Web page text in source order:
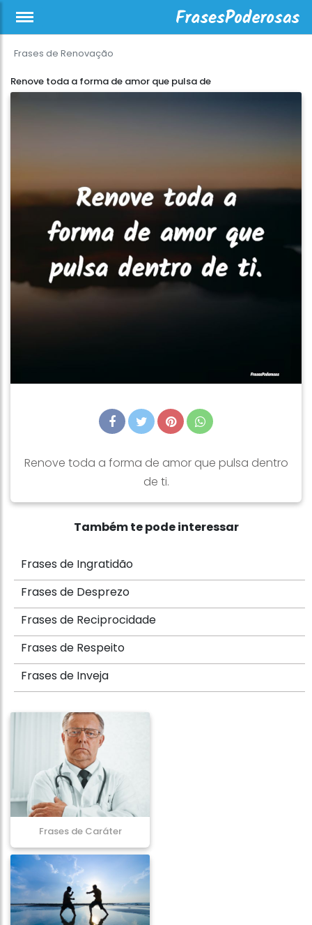
Frases de Renovação
Renove toda a forma de amor que pulsa de
Renove toda a forma de amor que pulsa dentro
de ti.
Também te pode interessar
Frases de Ingratidão
Frases de Desprezo
Frases de Reciprocidade
Frases de Respeito
Frases de Inveja
Frases de Caráter